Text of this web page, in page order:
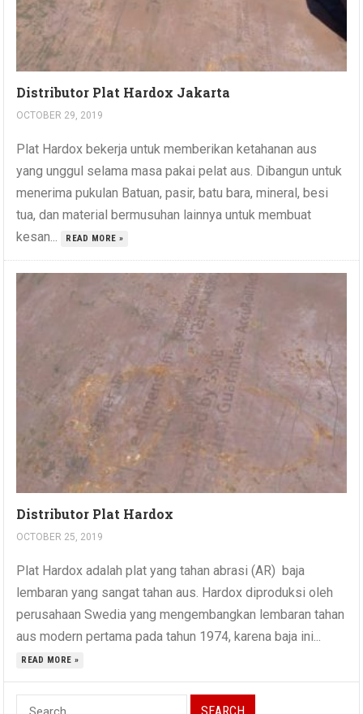
Distributor Plat Hardox Jakarta
OCTOBER 29, 2019
Plat Hardox bekerja untuk memberikan ketahanan aus
yang unggul selama masa pakai pelat aus. Dibangun untuk
menerima pukulan Batuan, pasir, batu bara, mineral, besi
tua, dan material bermusuhan lainnya untuk membuat
kesan...
READ MORE »
Distributor Plat Hardox
OCTOBER 25, 2019
Plat Hardox adalah plat yang tahan abrasi (AR) baja
lembaran yang sangat tahan aus. Hardox diproduksi oleh
perusahaan Swedia yang mengembangkan lembaran tahan
aus modern pertama pada tahun 1974, karena baja ini...
READ MORE »
Search